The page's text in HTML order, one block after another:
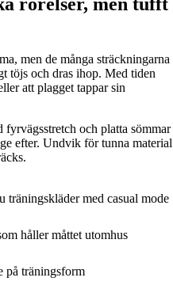
rörelser, men tufft
men de många sträckningarna
töjs och dras ihop. Med tiden
att plagget tappar sin
och platta sömmar
efter. Undvik för tunna material
träningskläder med casual mode
håller måttet utomhus
på träningsform